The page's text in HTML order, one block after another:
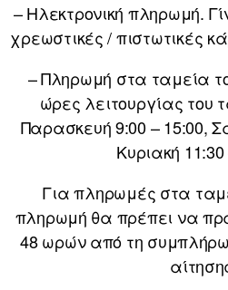
– Ηλεκτρονική πληρωμή.
χρεωστικές / πιστωτικές
– Πληρωμή στα ταμεία
ώρες λειτουργίας του
Παρασκευή 9:00 – 15:00,
Κυριακή
Για πληρωμές στα
πληρωμή θα πρέπει να
48 ωρών από τη